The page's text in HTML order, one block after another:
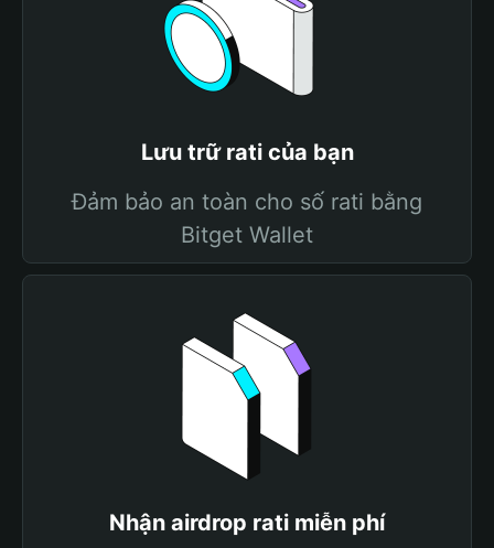
Lưu trữ rati của bạn
Đảm bảo an toàn cho số rati bằng
Bitget Wallet
Nhận airdrop rati miễn phí